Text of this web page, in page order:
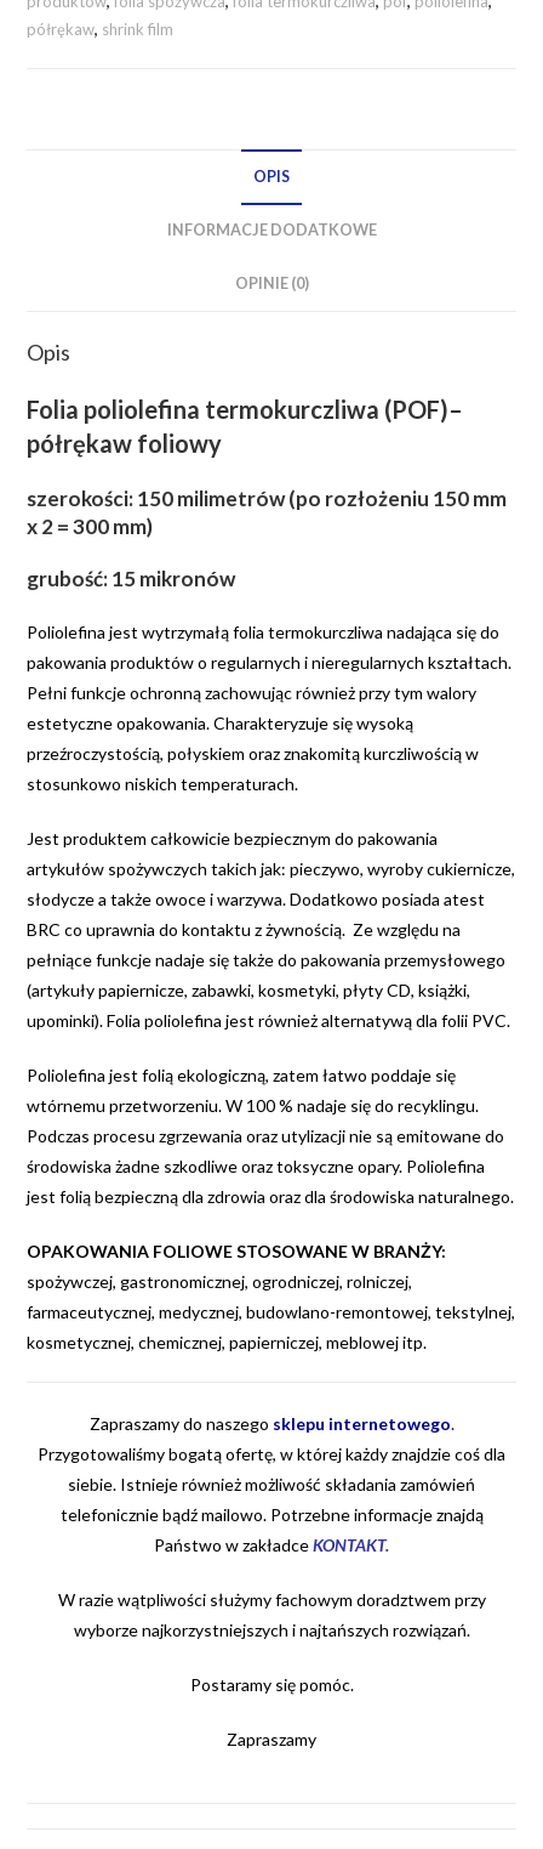
/półrękaw, shrink film
OPIS
INFORMACJE DODATKOWE
OPINIE (0)
Opis
Folia poliolefina termokurczliwa (POF)–
półrękaw foliowy
szerokości: 150 milimetrów (po rozłożeniu 150 mm
x 2 = 300 mm)
grubość: 15 mikronów
Poliolefina jest wytrzymałą folia termokurczliwa nadająca się do
pakowania produktów o regularnych i nieregularnych kształtach.
Pełni funkcje ochronną zachowując również przy tym walory
estetyczne opakowania. Charakteryzuje się wysoką
przeźroczystością, połyskiem oraz znakomitą kurczliwością w
stosunkowo niskich temperaturach.
Jest produktem całkowicie bezpiecznym do pakowania
artykułów spożywczych takich jak: pieczywo, wyroby cukiernicze,
słodycze a także owoce i warzywa. Dodatkowo posiada atest
BRC co uprawnia do kontaktu z żywnością. Ze względu na
pełniące funkcje nadaje się także do pakowania przemysłowego
(artykuły papiernicze, zabawki, kosmetyki, płyty CD, książki,
upominki). Folia poliolefina jest również alternatywą dla folii PVC.
Poliolefina jest folią ekologiczną, zatem łatwo poddaje się
wtórnemu przetworzeniu. W 100 % nadaje się do recyklingu.
Podczas procesu zgrzewania oraz utylizacji nie są emitowane do
środowiska żadne szkodliwe oraz toksyczne opary. Poliolefina
jest folią bezpieczną dla zdrowia oraz dla środowiska naturalnego.
OPAKOWANIA FOLIOWE STOSOWANE W BRANŻY:
spożywczej, gastronomicznej, ogrodniczej, rolniczej,
farmaceutycznej, medycznej, budowlano-remontowej, tekstylnej,
kosmetycznej, chemicznej, papierniczej, meblowej itp.
Zapraszamy do naszego sklepu internetowego.
Przygotowaliśmy bogatą ofertę, w której każdy znajdzie coś dla
siebie. Istnieje również możliwość składania zamówień
telefonicznie bądź mailowo. Potrzebne informacje znajdą
Państwo w zakładceKONTAKT.
W razie wątpliwości służymy fachowym doradztwem przy
wyborze najkorzystniejszych i najtańszych rozwiązań.
Postaramy się pomóc.
Zapraszamy